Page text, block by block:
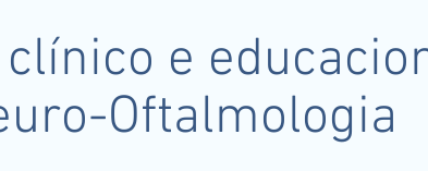
e
Oftalmologia